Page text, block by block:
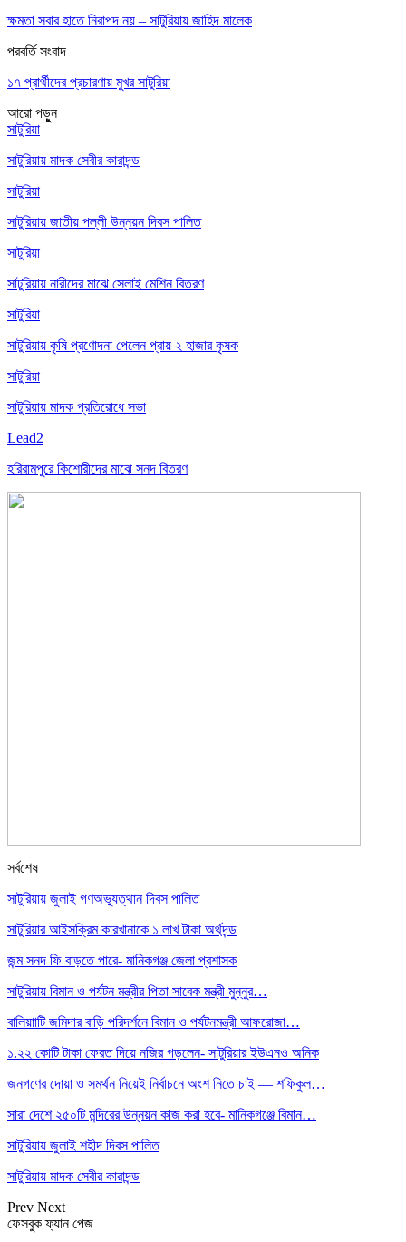
ক্ষমতা সবার হাতে নিরাপদ নয় – সাটুরিয়ায় জাহিদ মালেক
পরবর্তি সংবাদ
১৭ প্রার্থীদের প্রচারণায় মুখর সাটুরিয়া
আরো পড়ুুন
সাটুরিয়া
সাটুরিয়ায় মাদক সেবীর কারাদন্ড
সাটুরিয়া
সাটুরিয়ায় জাতীয় পল্লী উন্নয়ন দিবস পালিত
সাটুরিয়া
সাটুরিয়ায় নারীদের মাঝে সেলাই মেশিন বিতরণ
সাটুরিয়া
সাটুরিয়ায় কৃষি প্রণোদনা পেলেন প্রায় ২ হাজার কৃষক
সাটুরিয়া
সাটুরিয়ায় মাদক প্রতিরোধে সভা
Lead2
হরিরামপুরে কিশোরীদের মাঝে সনদ বিতরণ
সর্বশেষ
সাটুরিয়ায় জুলাই গণঅভ্যুত্থান দিবস পালিত
সাটুরিয়ার আইসক্রিম কারখানাকে ১ লাখ টাকা অর্থদন্ড
জন্ম সনদ ফি বাড়তে পারে- মানিকগঞ্জ জেলা প্রশাসক
সাটুরিয়ায় বিমান ও পর্যটন মন্ত্রীর পিতা সাবেক মন্ত্রী মুন্নুর…
বালিয়াাটি জমিদার বাড়ি পরিদর্শনে বিমান ও পর্যটনমন্ত্রী আফরোজা…
১.২২ কোটি টাকা ফেরত দিয়ে নজির গড়লেন- সাটুরিয়ার ইউএনও অনিক
জনগণের দোয়া ও সমর্থন নিয়েই নির্বাচনে অংশ নিতে চাই — শফিকুল…
সারা দেশে ২৫০টি মন্দিরের উন্নয়ন কাজ করা হবে- মানিকগঞ্জে বিমান…
সাটুরিয়ায় জুলাই শহীদ দিবস পালিত
সাটুরিয়ায় মাদক সেবীর কারাদন্ড
Prev Next
ফেসবুক ফ্যান পেজ